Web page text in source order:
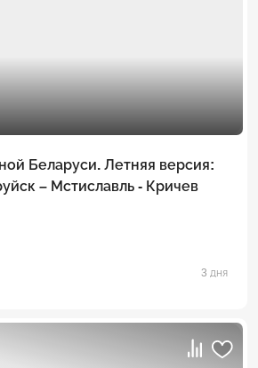
Беларуси. Летняя версия:
– Мстиславль - Кричев
3 дня